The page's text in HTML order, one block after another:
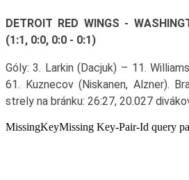
DETROIT RED WINGS -
(1:1, 0:0, 0:0 - 0:1)
Góly: 3. Larkin (Dacjuk) – 11.
61. Kuznecov (Niskanen, Alzner).
strely na bránku: 26:27, 20.027